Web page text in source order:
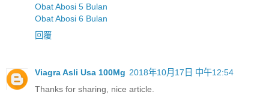
Obat Abosi 5 Bulan
Obat Abosi 6 Bulan
回覆
Viagra Asli Usa 100Mg 2018年10月17日 中午12:54
Thanks for sharing, nice article.